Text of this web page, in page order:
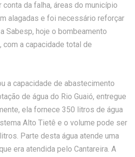
conta da falha, áreas do município
alagadas e foi necessário reforçar
Sabesp, hoje o bombeamento
com a capacidade total de
a capacidade de abastecimento
de água do Rio Guaió, entregue
ela fornece 350 litros de água
Alto Tietê e o volume pode ser
Parte desta água atende uma
era atendida pelo Cantareira. A